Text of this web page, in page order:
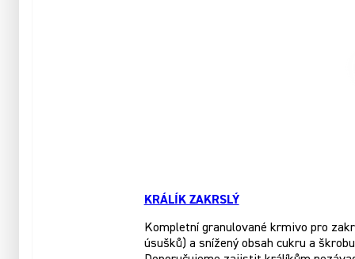
KRÁLÍK ZAKRSLÝ
Kompletní granulované krmivo pro
úsušků) a snížený obsah cukru a